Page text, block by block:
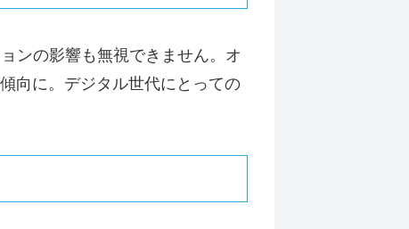
ンの影響も無視できません。オ
向に。デジタル世代にとっての